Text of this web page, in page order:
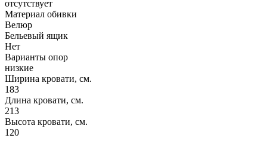
отсутствует
Материал обивки
Велюр
Бельевый ящик
Нет
Варианты опор
низкие
Ширина кровати, см.
183
Длина кровати, см.
213
Высота кровати, см.
120